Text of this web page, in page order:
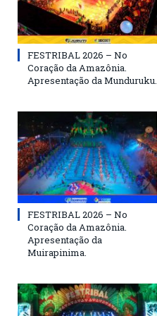
FESTRIBAL 2026 – No
Coração da Amazônia.
Apresentação da Munduruku.
FESTRIBAL 2026 – No
Coração da Amazônia.
Apresentação da
Muirapinima.